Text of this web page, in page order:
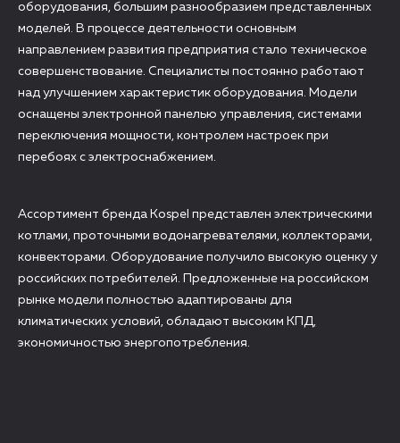
оборудования, большим разнообразием представленных
моделей. В процессе деятельности основным
направлением развития предприятия стало техническое
совершенствование. Специалисты постоянно работают
над улучшением характеристик оборудования. Модели
оснащены электронной панелью управления, системами
переключения мощности, контролем настроек при
перебоях с электроснабжением.
Ассортимент бренда Kospel представлен электрическими
котлами, проточными водонагревателями, коллекторами,
конвекторами. Оборудование получило высокую оценку у
российских потребителей. Предложенные на российском
рынке модели полностью адаптированы для
климатических условий, обладают высоким КПД,
экономичностью энергопотребления.